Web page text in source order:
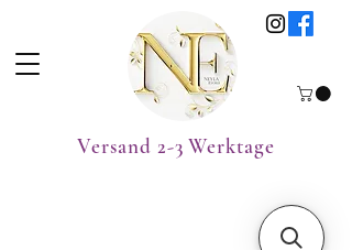
Versand 2-3 Werktage